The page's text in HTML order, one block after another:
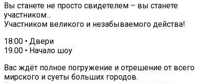
Вы станете не просто свидетелем – вы станете
участником…
Участником великого и незабываемого действа!
18:00 • Двери
19.00 • Начало шоу
Вас ждёт полное погружение и отрешение от всего
мирского и суеты больших городов.